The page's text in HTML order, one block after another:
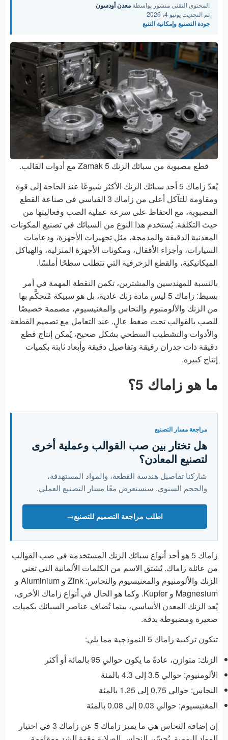
المحتوى التقني منشور بواسطة معدن أودسون
تم التحديث يونيو 4، 2026
جودة التصنيع وإمكانية التتبع
قطع مصبوبة من سبائك الزنك Zamak 5 مع أدوات القالب.
يُعدّ زاماك 5 أحد سبائك الزنك الأكثر شيوعًا عند الحاجة إلى قوة
ومقاومة للتآكل أعلى من زاماك 3 القياسي في صناعة القطع
المصبوبة، مع الحفاظ على سرعة عملية الصب وفعاليتها من
حيث التكلفة. يُستخدم هذا النوع من السبائك في تصنيع المكونات
المعدنية الدقيقة والمدمجة، مثل تجهيزات الأجهزة، ودعامات
السيارات، وأجزاء الأقفال، ومكونات الأجهزة المنزلية، والهياكل
الميكانيكية، والقطع الزخرفية التي تتطلب سطحًا أملسًا.
بالنسبة للمهندسين والمشترين، تكمن النقطة المهمة في أمر
بسيط: زاماك 5 ليس مادة زنك عادية، بل هو سبيكة مُتحكَّم بها
من الزنك والألومنيوم والنحاس والمغنيسيوم، مصممة خصيصًا
للصب بالقوالب تحت ضغط عالٍ. عند التعامل مع تصميم القطعة
والأدوات والتشطيب السطحي بشكل صحيح، يُمكن إنتاج قطع
دقيقة ذات جدران رقيقة وتفاصيل دقيقة وأبعاد ثابتة بكميات
إنتاج كبيرة.
ما هو زاماك 5؟
مراجعة مسار التصنيع
هل تختار بين صب القوالب وعملية أخرى
لتصنيع المعادن؟
شاركنا تفاصيل هندسة القطعة، والمواد المستهدفة،
والحجم السنوي. سنستعرض معًا مسار التصنيع العملي.
اطلب مراجعة التصميم للتصنيع→
زاماك 5 هو أحد أنواع سبائك الزنك المستخدمة في صب القوالب
من عائلة زاماك. يُشتق الاسم من الكلمات الألمانية التي تعني
الزنك والألومنيوم والمغنيسيوم والنحاس: Zink و Aluminium و
Magnesium و Kupfer. وكما هو الحال في أنواع زاماك الأخرى،
يُعد الزنك المعدن الأساسي، بينما تُضاف عناصر السبائك بكميات
صغيرة ومضبوطة بدقة.
تتكون تركيبة زاماك 5 النموذجية مما يلي:
الزنك: متوازن، عادةً ما يكون حوالي 95 بالمائة أو أكثر
الألومنيوم: حوالي 3.5 إلى 4.3 بالمئة
النحاس: حوالي 0.75 إلى 1.25 بالمئة
المغنيسيوم: حوالي 0.03 إلى 0.08 بالمئة
إن إضافة النحاس هي ما يميز زاماك 5 عن زاماك 3 في اختيار